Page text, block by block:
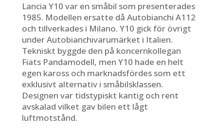
Lancia Y10 var en småbil som presenterades
1985. Modellen ersatte då Autobianchi A112
och tillverkades i Milano. Y10 gick för övrigt
under Autobianchivarumärket i Italien.
Tekniskt byggde den på koncernkollegan
Fiats Pandamodell, men Y10 hade en helt
egen kaross och marknadsfördes som ett
exklusivt alternativ i småbilsklassen.
Designen var tidstypiskt kantig och rent
avskalad vilket gav bilen ett lågt
luftmotstånd.